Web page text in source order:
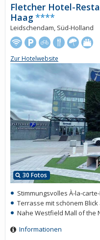
30 Fotos
Fletcher Hotel-
Haag****
Leidschendam, Süd-Holland
Zur Hotelwebsite
Stimmungsvolles À-la-
Terrasse mit schönem
Nahe Westfield Mall of the
Informationen